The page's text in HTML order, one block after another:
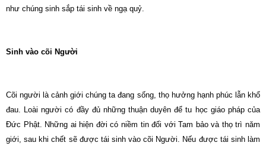
như chúng sinh sắp tái sinh về ngạ quỷ.
Sinh vào cõi Người
Cõi người là cảnh giới chúng ta đang sống, thọ hưởng hạnh phúc lẫn khổ
đau. Loài người có đầy đủ những thuận duyên để tu học giáo pháp của
Đức Phật. Những ai hiện đời có niềm tin đối với Tam bảo và thọ trì năm
giới, sau khi chết sẽ được tái sinh vào cõi Người. Nếu được tái sinh làm